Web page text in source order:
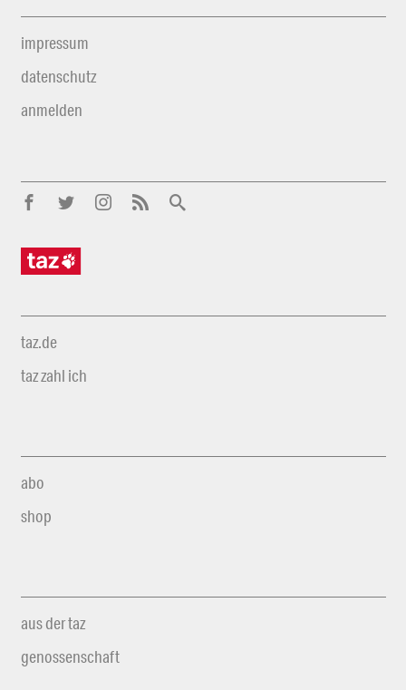
impressum
datenschutz
anmelden
taz.de
taz zahl ich
abo
shop
aus der taz
genossenschaft